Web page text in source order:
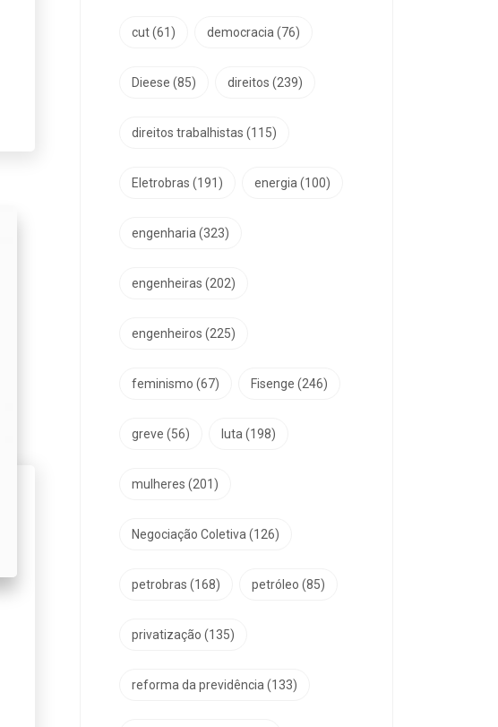
cut(61) democracia (76)
Dieese (85) direitos (239)
direitos trabalhistas (115)
Eletrobras (191) energia (100)
engenharia (323)
engenheiras (202)
engenheiros (225)
feminismo (67) Fisenge (246)
greve (56) luta (198)
mulheres (201)
Negociação Coletiva (126)
petrobras (168) petróleo (85)
privatização (135)
reforma da previdência (133)